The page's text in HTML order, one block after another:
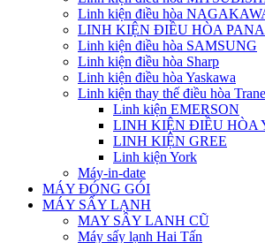
Linh kiện điều hòa
LINH KIỆN ĐIỀU HÒA
Linh kiện điều hòa SAMSUNG
Linh kiện điều hòa Sharp
Linh kiện điều hòa Yaskawa
Linh kiện thay thế điều hòa Trane
Linh kiện EMERSON
LINH KIỆN ĐIỀU HÒA
LINH KIỆN GREE
Linh kiện York
Máy-in-date
MÁY ĐÓNG GÓI
MÁY SẤY LẠNH
MAY SÂY LANH CŨ
Máy sấy lạnh Hai Tấn